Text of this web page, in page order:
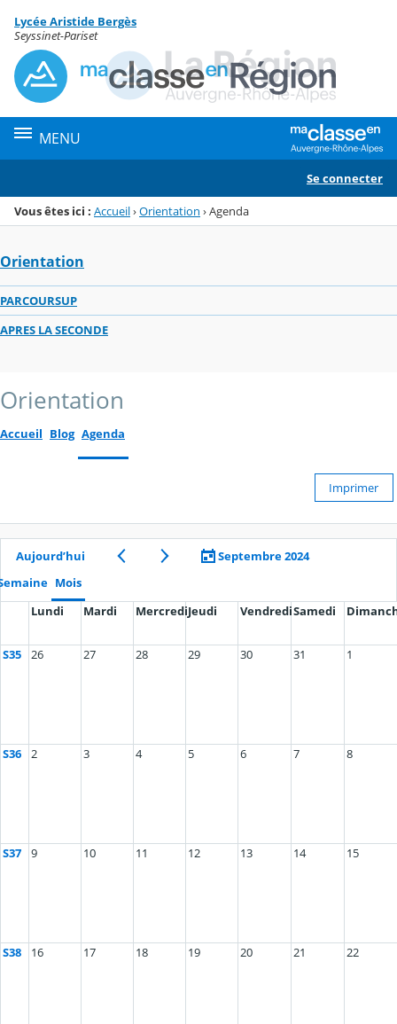
Menu de la rubrique
Contenu
Lycée Aristide Bergès
Seyssinet-Pariset
MENU
Se connecter
Vous êtes ici : Accueil›Orientation ›Agenda
Orientation
PARCOURSUP
APRES LA SECONDE
Orientation
Accueil Blog Agenda
Imprimer
Aujourd’hui
Septembre 2024
Mois
Lundi
Mardi MercrediJeudi VendrediSamedi
S35 26 27 28 29 30 31 1
S36 2 3 4 5 6 7 8
S37 9 10 11 12 13 14 15
S38 16 17 18 19 20 21 22